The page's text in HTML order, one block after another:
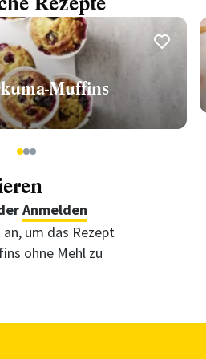
Muffins
123
Anmelden
um das Rezept
ohne Mehl zu